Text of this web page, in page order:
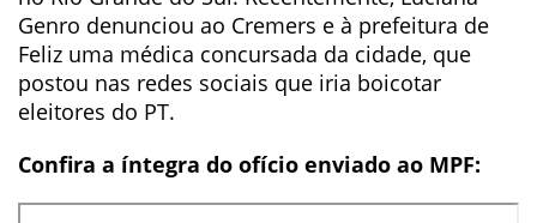
Genro denunciou ao Cremers e à prefeitura de
Feliz uma médica concursada da cidade, que
postou nas redes sociais que iria boicotar
eleitores do PT.
Confira a íntegra do ofício enviado ao MPF: